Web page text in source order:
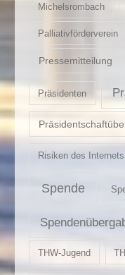
Michelsrombach
Palliativförderverein
Pressemitteilung
Präsidenten
Risiken des Internets
Spende
THW-Jugend